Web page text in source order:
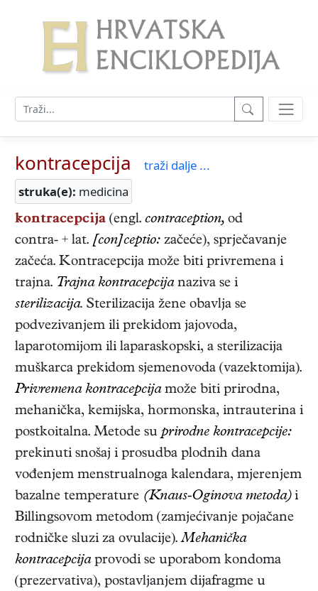
kontracepcija
traži dalje ...
struka(e): medicina
kontracepcija (engl. contraception, od
contra- + lat. [con]ceptio: začeće), sprječavanje
začeća. Kontracepcija može biti privremena i
trajna. Trajna kontracepcijanaziva se i
sterilizacija. Sterilizacija žene obavlja se
podvezivanjem ili prekidom jajovoda,
laparotomijom ili laparaskopski, a sterilizacija
muškarca prekidom sjemenovoda (vazektomija).
Privremena kontracepcijamože biti prirodna,
mehanička, kemijska, hormonska, intrauterina i
postkoitalna. Metode suprirodne kontracepcije:
prekinuti snošaj i prosudba plodnih dana
vođenjem menstrualnoga kalendara, mjerenjem
bazalne temperature (Knaus-Oginova metoda)i
Billingsovom metodom (zamjećivanje pojačane
rodničke sluzi za ovulacije).Mehanička
kontracepcijaprovodi se uporabom kondoma
(prezervativa), postavljanjem dijafragme u